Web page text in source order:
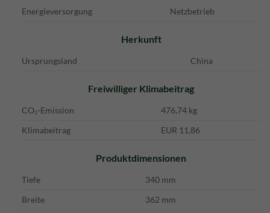
Energieversorgung Netzbetrieb
Herkunft
Ursprungsland China
Freiwilliger Klimabeitrag
CO₂-Emission
476,74 kg
Klimabeitrag
EUR 11,86
Produktdimensionen
Tiefe
340 mm
Breite
362 mm